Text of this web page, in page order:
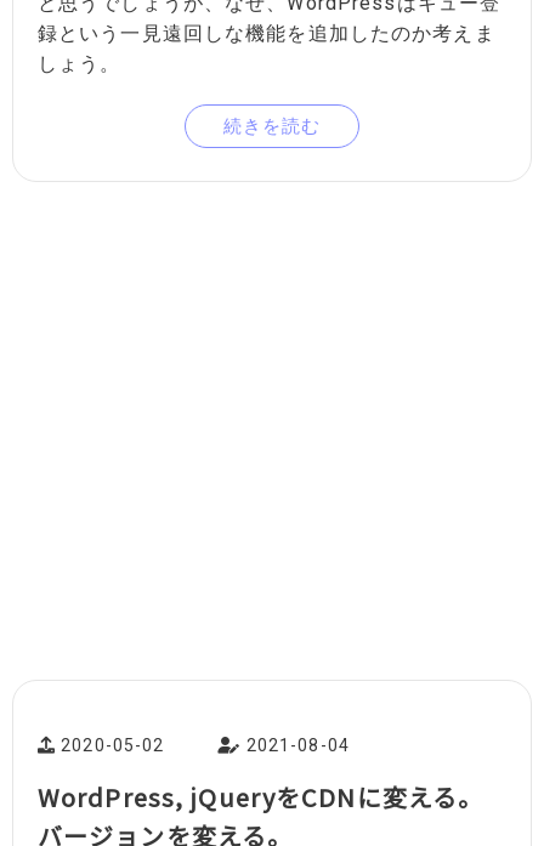
録という一見遠回しな機能を追加したのか考えま
しょう。
続きを読む
2020-05-02 2021-08-04
WordPress, jQueryをCDNに変える。
バージョンを変える。